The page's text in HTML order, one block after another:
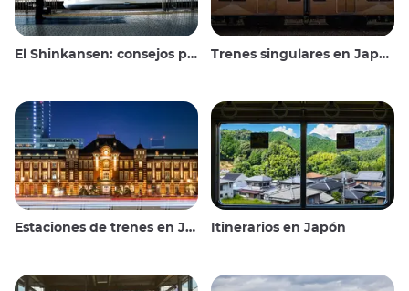
El Shinkansen: consejos para viajar en el tren bala japonés Trenes singulares en Japón
Estaciones de trenes en Japón Itinerarios en Japón